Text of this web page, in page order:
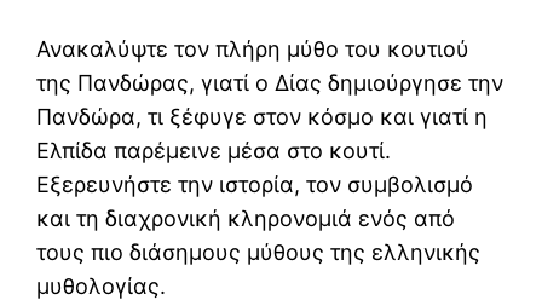
Ανακαλύψτε τον πλήρη μύθο του κουτιού
της Πανδώρας, γιατί ο Δίας δημιούργησε την
Πανδώρα, τι ξέφυγε στον κόσμο και γιατί η
Ελπίδα παρέμεινε μέσα στο κουτί.
Εξερευνήστε την ιστορία, τον συμβολισμό
και τη διαχρονική κληρονομιά ενός από
τους πιο διάσημους μύθους της ελληνικής
μυθολογίας.